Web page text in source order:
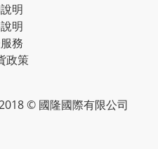
明
明
務
政策
© 國隆國際有限公司